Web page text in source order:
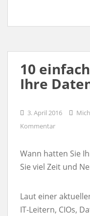
10
Ihre
3. April 2016
Kommentar
Wann hatten Sie
Sie viel Zeit und
Laut einer
IT-Leitern, CIOs,